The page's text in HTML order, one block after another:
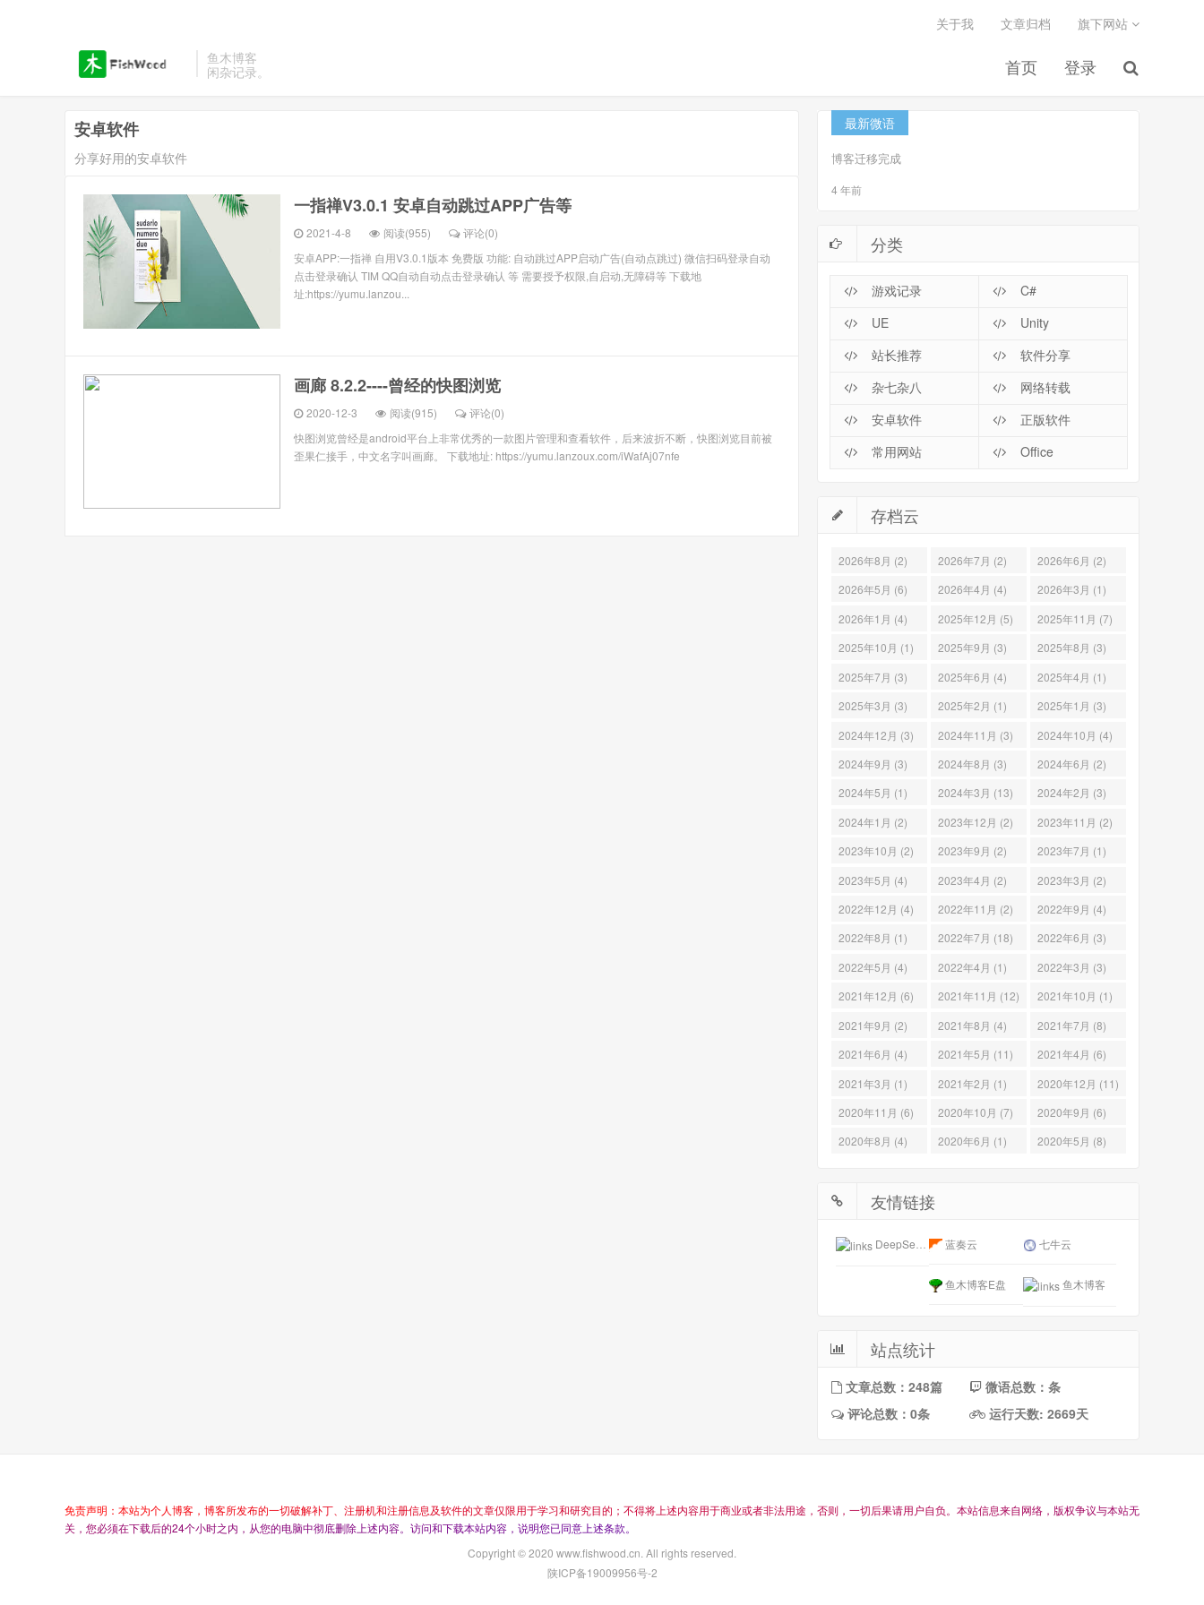
鱼木博客
闲杂记录。
首页 登录
关于我 文章归档 旗下网站
安卓软件
分享好用的安卓软件
一指禅V3.0.1 安卓自动跳过APP广告等
2021-4-8 阅读(955) 评论(0)
安卓APP:一指禅 自用V3.0.1版本 免费版 功能: 自动跳过APP启动广告(自动点跳过) 微信扫码登录自动
点击登录确认 TIM QQ自动自动点击登录确认 等 需要授予权限,自启动,无障碍等 下载地
址:https://yumu.lanzou...
画廊 8.2.2----曾经的快图浏览
2020-12-3 阅读(915) 评论(0)
快图浏览曾经是android平台上非常优秀的一款图片管理和查看软件，后来波折不断，快图浏览目前被
歪果仁接手，中文名字叫画廊。 下载地址: https://yumu.lanzoux.com/iWafAj07nfe
最新微语
博客迁移完成
4 年前
分类
游戏记录
C#
UE
Unity
站长推荐
软件分享
杂七杂八
网络转载
安卓软件
正版软件
常用网站
Office
存档云
2026年8月 (2) 2026年7月 (2)
2026年6月 (2)
2026年5月 (6)
2026年4月 (4)
2026年3月 (1)
2026年1月 (4)
2025年12月 (5)
2025年11月 (7)
2025年10月 (1)
2025年9月 (3)
2025年8月 (3)
2025年7月 (3)
2025年6月 (4)
2025年4月 (1)
2025年3月 (3)
2025年2月 (1)
2025年1月 (3)
2024年12月 (3)
2024年11月 (3)
2024年10月 (4)
2024年9月 (3)
2024年8月 (3)
2024年6月 (2)
2024年5月 (1)
2024年3月 (13)
2024年2月 (3)
2024年1月 (2)
2023年12月 (2)
2023年11月 (2)
2023年10月 (2)
2023年9月 (2)
2023年7月 (1)
2023年5月 (4)
2023年4月 (2)
2023年3月 (2)
2022年12月 (4)
2022年11月 (2)
2022年9月 (4)
2022年8月 (1)
2022年7月 (18)
2022年6月 (3)
2022年5月 (4)
2022年4月 (1)
2022年3月 (3)
2021年12月 (6)
2021年11月 (12)
2021年10月 (1)
2021年9月 (2)
2021年8月 (4)
2021年7月 (8)
2021年6月 (4)
2021年5月 (11)
2021年4月 (6)
2021年3月 (1)
2021年2月 (1)
2020年12月 (11)
2020年11月 (6)
2020年10月 (7)
2020年9月 (6)
2020年8月 (4)
2020年6月 (1) 2020年5月 (8)
友情链接
DeepSeek开放平台 蓝奏云 七牛云
鱼木博客E盘 鱼木博客
站点统计
文章总数：248篇
微语总数：条
评论总数：0条
运行天数: 2669天
免责声明 ： 本站为个人博客 ， 博客所发布的一切破解补丁 注册机和注册信息及软件的文章仅限用于学习和研究目的 ； 不得将 上述内容用于商业或者非法用途 ， 否则 ， 一切后果请用户自负。 本站信息来自网络 ， 版权争议与本站无
关 ， 您必须在下载后的24个小时之内 ， 从您的电脑中彻底删除 上述内容。 访问和下载本站内容 ， 说明您已同意 上述条款。
Copyright © 2020 www.fishwood.cn. All rights reserved.
陕ICP备19009956号-2